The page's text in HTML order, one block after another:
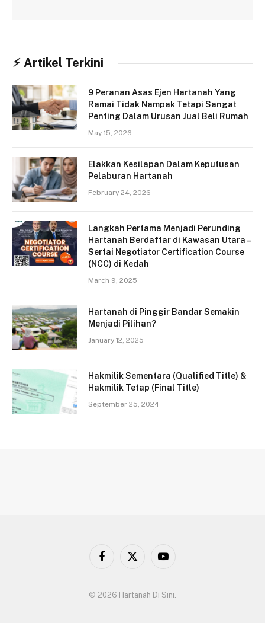
⚡︎ Artikel Terkini
9 Peranan Asas Ejen Hartanah Yang
Ramai Tidak Nampak Tetapi Sangat
Penting Dalam Urusan Jual Beli Rumah
May 15, 2026
Elakkan Kesilapan Dalam Keputusan
Pelaburan Hartanah
February 24, 2026
Langkah Pertama Menjadi Perunding
Hartanah Berdaftar di Kawasan Utara –
Sertai Negotiator Certification Course
(NCC) di Kedah
March 9, 2025
Hartanah di Pinggir Bandar Semakin
Menjadi Pilihan?
January 12, 2025
Hakmilik Sementara (Qualified Title) &
Hakmilik Tetap (Final Title)
September 25, 2024
Facebook
X
YouTube
© 2026 Hartanah Di Sini.